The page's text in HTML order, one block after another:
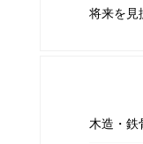
将来を見
木造・鉄